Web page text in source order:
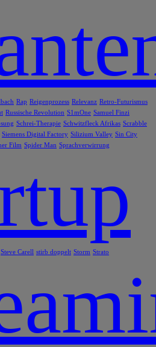
Rap Reigenprozess Relevanz Retro-Futurismus
Russische Revolution S1mOne Samuel Finzi
Schrei-Therapie Schwitzfleck Afrikas Scrabble
Siemens Digital Factory Silizium Valley Sin City
Film Spider Man Sprachverwirrung
Steve Carell stirb doppelt Storm Strato